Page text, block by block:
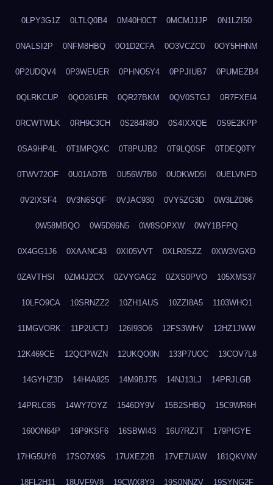
0LPY3G1Z 0LTLQ0B4 0M40H0CT 0MCMJJJP 0N1LZI50
0NALSI2P 0NFM8HBQ 0O1D2CFA 0O3VCZC0 0OY5HHNM
0P2UDQV4 0P3WEUER 0PHNO5Y4 0PPJIUB7 0PUMEZB4
0QLRKCUP 0QO261FR 0QR27BKM 0QV0STGJ 0R7FXEI4
0RCWTWLK 0RH9C3CH 0S284R8O 0S4IXXQE 0S9E2KPP
0SA9HP4L 0T1MPQXC 0T8PUJB2 0T9LQ0SF 0TDEQ0TY
0TWV72OF 0U01AD7B 0U56W7B0 0UDKWD5I 0UELVNFD
0V2IXSF4 0V3N6SQF 0VJAC930 0VY5ZG3D 0W3LZD86
0W58MBQO 0W5D86N5 0W8SOPXW 0WY1BFPQ
0X4GG1J6 0XAANC43 0XI05VVT 0XLR0SZZ 0XW3VGXD
0ZAVTHSI 0ZM4J2CX 0ZVYGAG2 0ZXS0PVO 105XMS37
10LFO9CA 10SRNZZ2 10ZH1AUS 10ZZI8A5 1103WHO1
11MGVORK 11P2UCTJ 126I93O6 12FS3WHV 12HZ1JWW
12K469CE 12QCPWZN 12UKQO0N 133P7UOC 13COV7L8
14GYHZ3D 14H4A825 14M9BJ75 14NJ13LJ 14PRJLGB
14PRLC85 14WY7OYZ 1546DY9V 15B2SHBQ 15C9WR6H
160ON64P 16P9KSF6 16SBWI43 16U7RZJT 179PIGYE
17HG5UY8 17SO7X9S 17UXEZ2B 17VE7UAW 181QKVNV
18FL2H11 18UVF9V8 19CWX8Y9 19S0NNZV 19SYNG2F